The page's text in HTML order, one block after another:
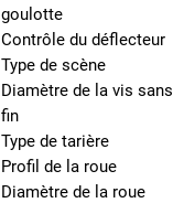
goulotte
Contrôle du déflecteur
Type de scène
Diamètre de la vis sans
fin
Type de tarière
Profil de la roue
Diamètre de la roue